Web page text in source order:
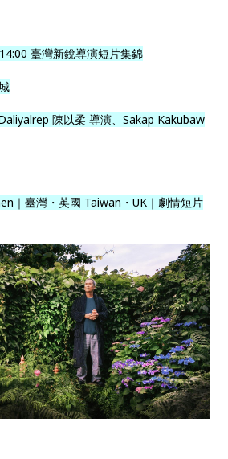
臺灣新銳導演短片集錦
陳以柔 導演、Sakap Kakubaw
｜臺灣・英國 Taiwan・UK｜劇情短片